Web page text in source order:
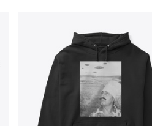
article ajouté au